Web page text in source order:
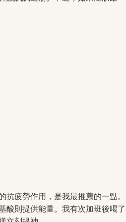
疲勞作用，是我最推薦的一點。
酸則提供能量。我有次加班後喝了